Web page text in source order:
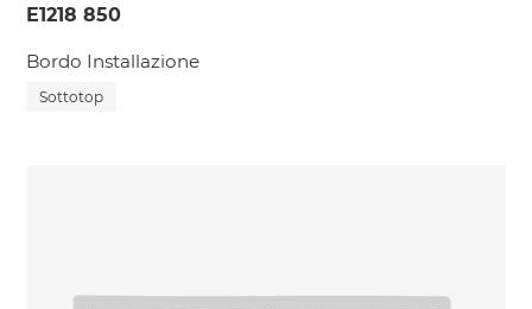
E1218 850
Bordo Installazione
Sottotop